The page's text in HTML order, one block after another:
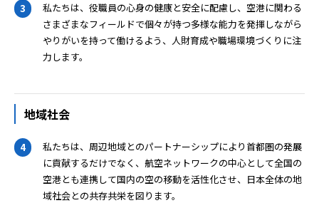
3
私たちは、役職員の心身の健康と安全に配慮し、空港に関わる
さまざまなフィールドで個々が持つ多様な能力を発揮しながら
やりがいを持って働けるよう、人財育成や職場環境づくりに注
力します。
地域社会
4
私たちは、周辺地域とのパートナーシップにより首都圏の発展
に貢献するだけでなく、航空ネットワークの中心として全国の
空港とも連携して国内の空の移動を活性化させ、日本全体の地
域社会との共存共栄を図ります。